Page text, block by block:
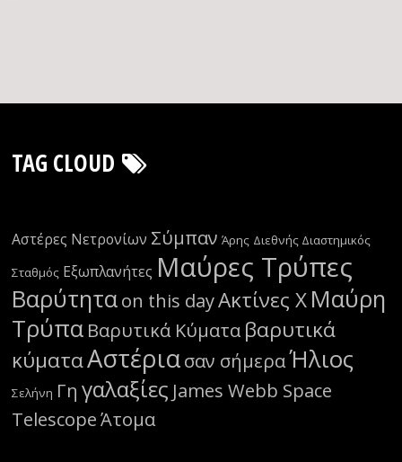
TAG CLOUD
Αστέρες Νετρονίων Σύμπαν Άρης Διεθνής Διαστημικός
Σταθμός Εξωπλανήτες Μαύρες Τρύπες
Βαρύτηταon this dayΑκτίνες ΧΜαύρη
Τρύπα Βαρυτικά Κύματα βαρυτικά
κύματαΑστέριασαν σήμεραΉλιος
Σελήνη Γη γαλαξίες James Webb Space
Telescope Άτομα